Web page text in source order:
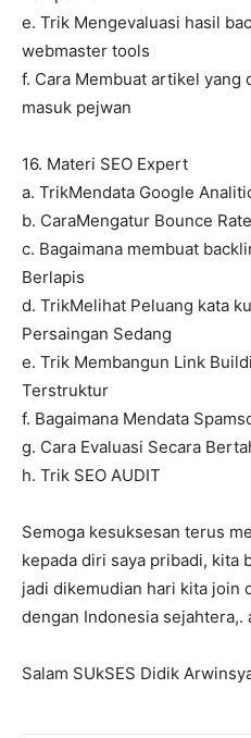
e. Trik Mengevaluasi hasil
webmaster tools
f. Cara Membuat artikel yang
masuk pejwan
16. Materi SEO Expert
a. TrikMendata Google
b. CaraMengatur Bounce
c. Bagaimana membuat
Berlapis
d. TrikMelihat Peluang kata
Persaingan Sedang
e. Trik Membangun Link
Terstruktur
f. Bagaimana Mendata
g. Cara Evaluasi Secara
h. Trik SEO AUDIT
Semoga kesuksesan terus
kepada diri saya pribadi, kita
jadi dikemudian hari kita join
dengan Indonesia sejahtera,.
Salam SUkSES Didik